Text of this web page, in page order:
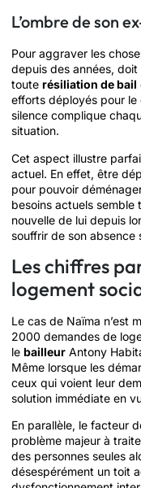
L’ombre de son
Pour aggraver les
depuis des années,
toute résiliation de bail
efforts déployés pour
silence complique
situation.
Cet aspect illustre
actuel. En effet, être
pour pouvoir
besoins actuels
nouvelle de lui depuis
souffrir de son absence
Les chiffres
logement
Le cas de Naïma n’est
2000 demandes de
le bailleur Antony
Même lorsque les
ceux qui voient leur
solution immédiate en
En parallèle, le facteur
problème majeur à
des personnes seules
désespérément un toit